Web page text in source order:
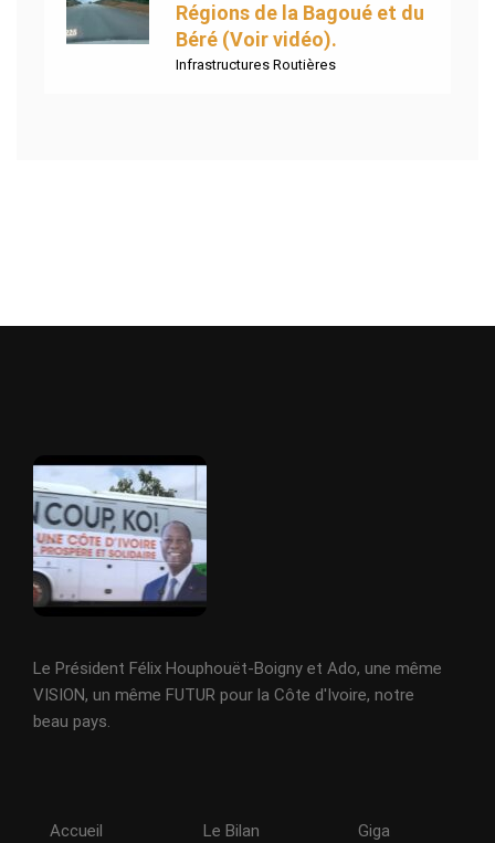
Régions de la Bagoué et du
Béré (Voir vidéo).
Infrastructures Routières
Le Président Félix Houphouët-Boigny et Ado, une même
VISION, un même FUTUR pour la Côte d'Ivoire, notre
beau pays.
Accueil
Le Bilan
Giga